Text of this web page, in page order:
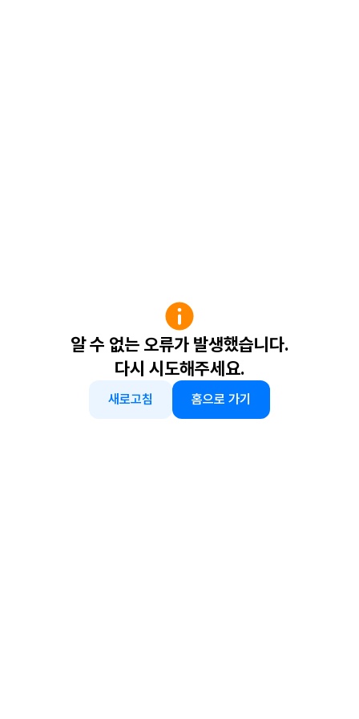
알 수 없는 오류가 발생했습니다.
다시 시도해주세요.
새로고침 홈으로 가기